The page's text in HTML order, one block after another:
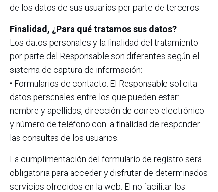
de los datos de sus usuarios por parte de terceros.
Finalidad, ¿Para qué tratamos sus datos?
Los datos personales y la finalidad del tratamiento
por parte del Responsable son diferentes según el
sistema de captura de información:
• Formularios de contacto: El Responsable solicita
datos personales entre los que pueden estar:
nombre y apellidos, dirección de correo electrónico
y número de teléfono con la finalidad de responder
las consultas de los usuarios.
La cumplimentación del formulario de registro será
obligatoria para acceder y disfrutar de determinados
servicios ofrecidos en la web. El no facilitar los